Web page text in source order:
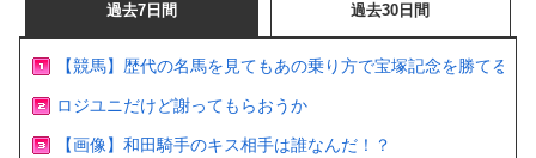
過去7日間 過去30日間
【競馬】歴代の名馬を見てもあの乗り方で宝塚記念を勝てる
ロジユニだけど謝ってもらおうか
【画像】和田騎手のキス相手は誰なんだ！？